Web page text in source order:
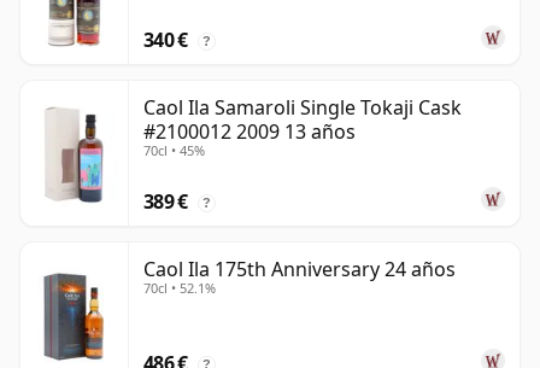
340 € ?
Caol Ila Samaroli Single Tokaji Cask
#2100012 2009 13 años
70cl • 45%
389 € ?
Caol Ila 175th Anniversary 24 años
70cl • 52.1%
?